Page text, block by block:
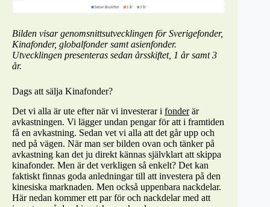
Bilden visar genomsnittsutvecklingen för Sverigefonder,
Kinafonder, globalfonder samt asienfonder.
Utvecklingen presenteras sedan årsskiftet, 1 år samt 3
år.
Dags att sälja Kinafonder?
Det vi alla är ute efter när vi investerar i fonderär
avkastningen. Vi lägger undan pengar för att i framtiden
få en avkastning. Sedan vet vi alla att det går upp och
ned på vägen. När man ser bilden ovan och tänker på
avkastning kan det ju direkt kännas självklart att skippa
kinafonder. Men är det verkligen så enkelt? Det kan
faktiskt finnas goda anledningar till att investera på den
kinesiska marknaden. Men också uppenbara nackdelar.
Här nedan kommer ett par för och nackdelar med att